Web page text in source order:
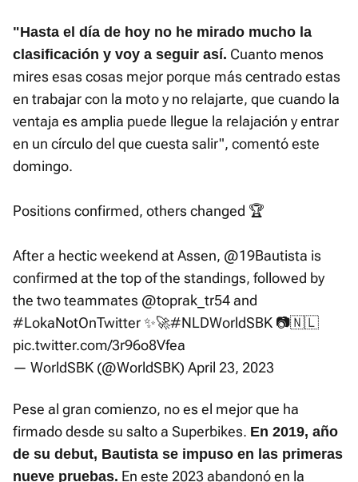
"Hasta el día de hoy no he mirado mucho la
clasificación y voy a seguir así. Cuanto menos
mires esas cosas mejor porque más centrado estas
en trabajar con la moto y no relajarte, que cuando la
ventaja es amplia puede llegue la relajación y entrar
en un círculo del que cuesta salir", comentó este
domingo.
Positions confirmed, others changed 🏆
After a hectic weekend at Assen, @19Bautista is
confirmed at the top of the standings, followed by
the two teammates @toprak_tr54and
#LokaNotOnTwitter✨🚀#NLDWorldSBK 📷🇳🇱
pic.twitter.com/3r96o8Vfea
— WorldSBK (@WorldSBK) April 23, 2023
Pese al gran comienzo, no es el mejor que ha
firmado desde su salto a Superbikes. En 2019, año
de su debut, Bautista se impuso en las primeras
nueve pruebas. En este 2023 abandonó en la